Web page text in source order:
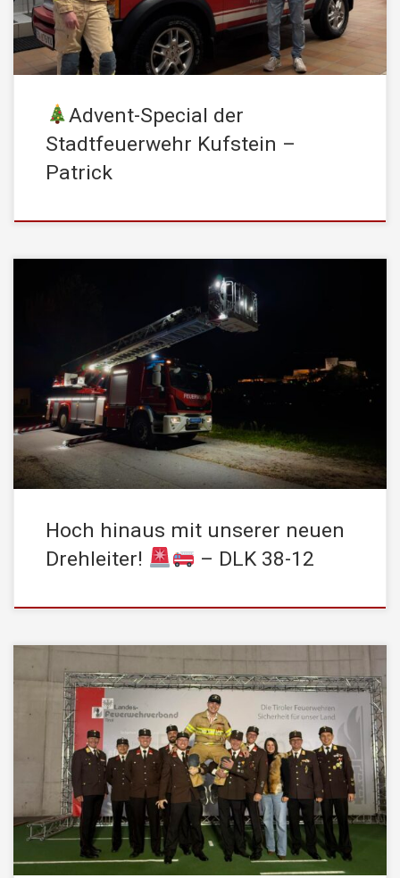
übernommen […]
Advent-Special der
Stadtfeuerwehr Kufstein –
Patrick
Heute ist sie endlich angekommen – unsere neue Drehleiter (DLK
38-12)! Mit einer maximalen Rettungshöhe von beeindruckenden
42 Metern und einem modernen Knickgelenk bietet sie maximale
Flexibilität und Sicherheit – besonders bei Einsätzen in engen
oder höhergelegenen Bereichen. Erlebt die neue Drehleiter live im
Einsatz bei unserer Jahresabschlussübung am Samstag […]
Hoch hinaus mit unserer neuen
Drehleiter!
– DLK 38-12
Die Stadtfeuerwehr Kufstein gratuliert ihrem Kameraden Manfred
Burian zum erfolgreich bestandenen
Feuerwehrleistungsabzeichen in Gold! Nach intensiver
Vorbereitung konnte Manfred die anspruchsvolle Prüfung mit
Erfolg am 17.10. abschließen. Das Abzeichen in Gold zählt zu
den höchsten Auszeichnungen im Feuerwehrwesen und erfordert
umfassendes Wissen, Können und Engagement. Die gesamte
Mannschaft der STADTFEUERWEHR […]